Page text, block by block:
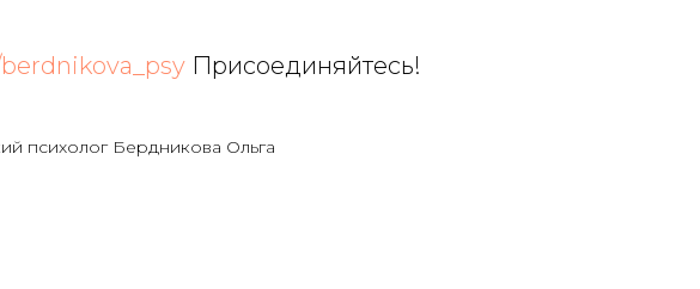
Присоединяйтесь!
психолог Бердникова Ольга